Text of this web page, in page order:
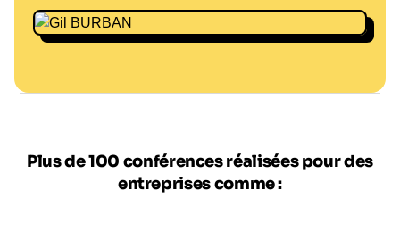
Plus de 100 conférences réalisées pour des
entreprises comme :